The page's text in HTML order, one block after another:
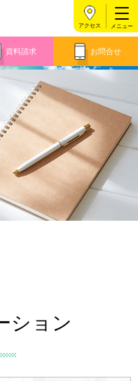
資料請求 お問合せ
アクセス
ション